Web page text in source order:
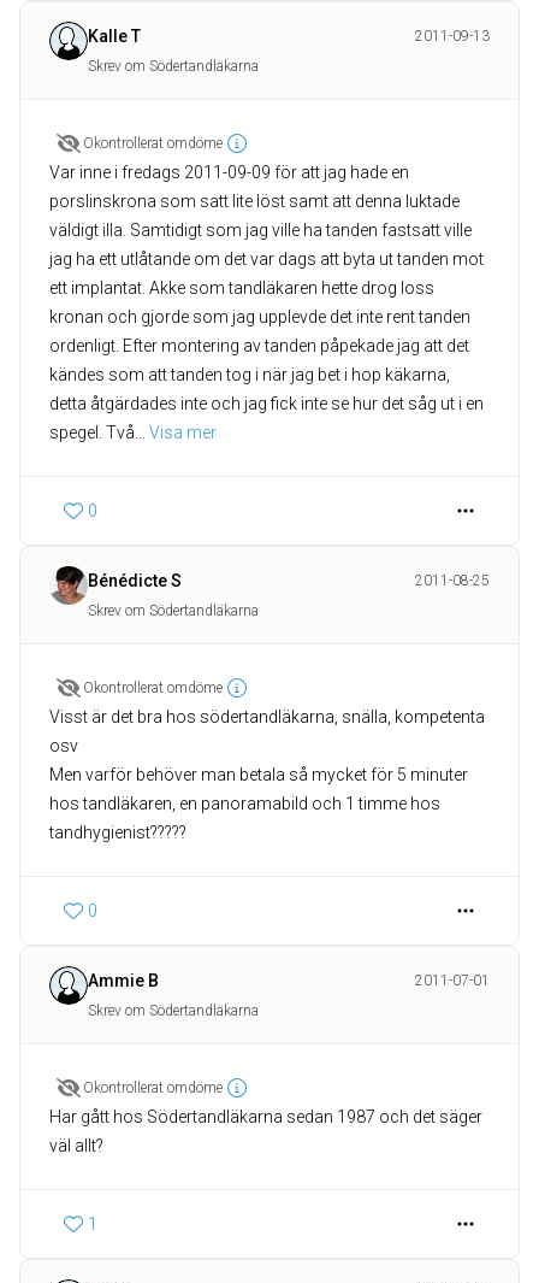
Kalle T
2011-09-13
Skrev om Södertandläkarna
Okontrollerat omdöme
Var inne i fredags 2011-09-09 för att jag hade en
porslinskrona som satt lite löst samt att denna luktade
väldigt illa. Samtidigt som jag ville ha tanden fastsatt ville
jag ha ett utlåtande om det var dags att byta ut tanden mot
ett implantat. Akke som tandläkaren hette drog loss
kronan och gjorde som jag upplevde det inte rent tanden
ordenligt. Efter montering av tanden påpekade jag att det
kändes som att tanden tog i när jag bet i hop käkarna,
detta åtgärdades inte och jag fick inte se hur det såg ut i en
spegel. Två
Visa mer
0
Bénédicte S
2011-08-25
Skrev om Södertandläkarna
Okontrollerat omdöme
Visst är det bra hos södertandläkarna, snälla, kompetenta
osv
Men varför behöver man betala så mycket för 5 minuter
hos tandläkaren, en panoramabild och 1 timme hos
tandhygienist?????
0
Ammie B
2011-07-01
Skrev om Södertandläkarna
Okontrollerat omdöme
Har gått hos Södertandläkarna sedan 1987 och det säger
väl allt?
1